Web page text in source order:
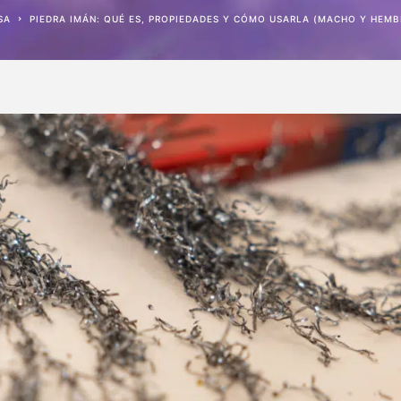
PIEDRA IMÁN: QUÉ ES, PROPIEDADES Y CÓMO USARLA (MACHO Y